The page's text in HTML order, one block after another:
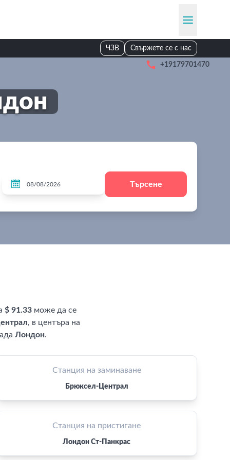
ЧЗВ Свържете се с нас
 +19179701470
 Търсене
$ 91.33може да се
, в центъра на
Лондон.
Станция на заминаване
Брюксел-Централ
Станция на пристигане
Лондон Ст-Панкрас